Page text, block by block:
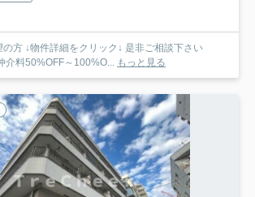
方 ↓物件詳細をクリック↓ 是非ご相談下さい
料50%OFF～100%O... もっと見る